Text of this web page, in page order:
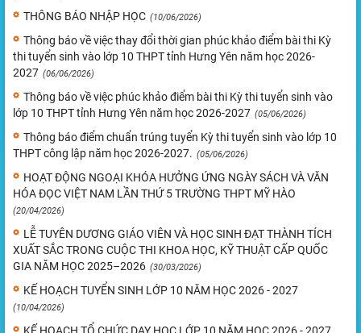
THÔNG BÁO NHẬP HỌC (10/06/2026)
Thông báo về việc thay đổi thời gian phúc khảo điểm bài thi Kỳ
thi tuyển sinh vào lớp 10 THPT tỉnh Hưng Yên năm học 2026-
2027 (06/06/2026)
Thông báo về việc phúc khảo điểm bài thi Kỳ thi tuyển sinh vào
lớp 10 THPT tỉnh Hưng Yên năm học 2026-2027 (05/06/2026)
Thông báo điểm chuẩn trúng tuyển Kỳ thi tuyển sinh vào lớp 10
THPT công lập năm học 2026-2027. (05/06/2026)
HOẠT ĐỘNG NGOẠI KHÓA HƯỞNG ỨNG NGÀY SÁCH VÀ VĂN
HÓA ĐỌC VIỆT NAM LẦN THỨ 5 TRƯỜNG THPT MỸ HÀO
(20/04/2026)
LỄ TUYÊN DƯƠNG GIÁO VIÊN VÀ HỌC SINH ĐẠT THÀNH TÍCH
XUẤT SẮC TRONG CUỘC THI KHOA HỌC, KỸ THUẬT CẤP QUỐC
GIA NĂM HỌC 2025–2026 (30/03/2026)
KẾ HOẠCH TUYỂN SINH LỚP 10 NĂM HỌC 2026 - 2027
(10/04/2026)